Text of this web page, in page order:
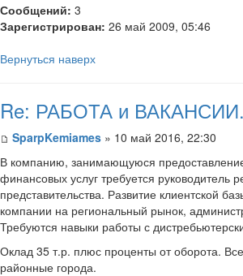
Сообщений: 3
Зарегистрирован: 26 май 2009, 05:46
Вернуться наверх
Re: РАБОТА и ВАКАНСИИ.
SparpKemiames » 10 май 2016, 22:30
В компанию, занимающуюся
финансовых услуг требуется руководитель
представительства. Развитие клиентской
компании на региональный рынок,
Требуются навыки работы с
Оклад 35 т.р. плюс проценты от оборота.
районные города.